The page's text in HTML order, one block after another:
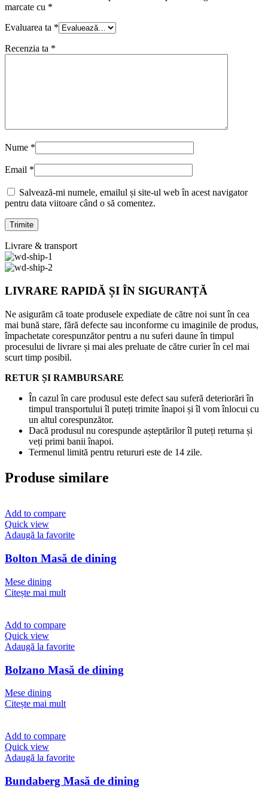
marcate cu *
Evaluarea ta *
Recenzia ta *
Nume *
Email *
Salvează-mi numele, emailul și site-ul web în acest navigator
pentru data viitoare când o să comentez.
Livrare & transport
LIVRARE RAPIDĂ ȘI ÎN SIGURANȚĂ
Ne asigurăm că toate produsele expediate de către noi sunt în cea
mai bună stare, fără defecte sau inconforme cu imaginile de produs,
împachetate corespunzător pentru a nu suferi daune în timpul
procesului de livrare și mai ales preluate de către curier în cel mai
scurt timp posibil.
RETUR ȘI RAMBURSARE
În cazul în care produsul este defect sau suferă deteriorări în
timpul transportului îl puteți trimite înapoi și îl vom înlocui cu
un altul corespunzător.
Dacă produsul nu corespunde așteptărilor îl puteți returna și
veți primi banii înapoi.
Termenul limită pentru retururi este de 14 zile.
Produse similare
Add to compare
Quick view
Adaugă la favorite
Bolton Masă de dining
Mese dining
Citește mai mult
Add to compare
Quick view
Adaugă la favorite
Bolzano Masă de dining
Mese dining
Citește mai mult
Add to compare
Quick view
Adaugă la favorite
Bundaberg Masă de dining